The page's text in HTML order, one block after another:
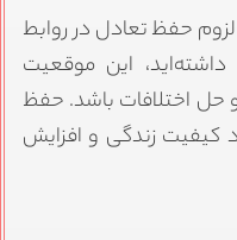
حفظ تعادل در روابط
این موقعیت
حل اختلافات باشد. حفظ
کیفیت زندگی و افزایش